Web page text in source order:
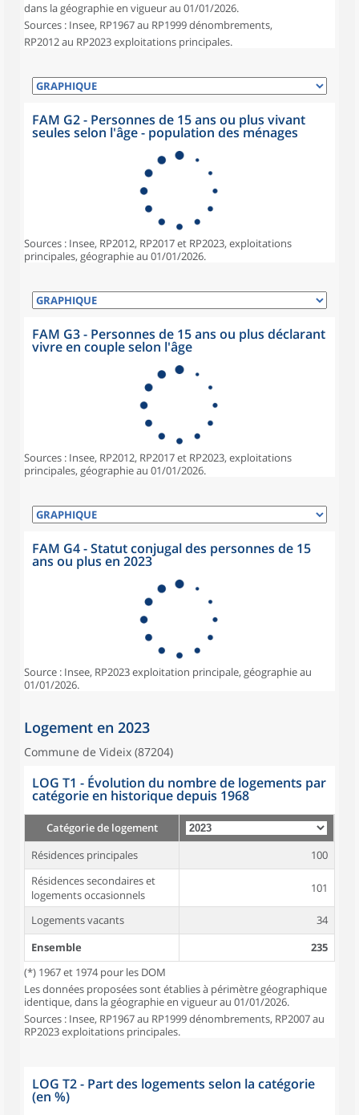
dans la géographie en vigueur au 01/01/2026.
Sources : Insee, RP1967 au RP1999 dénombrements,
RP2012 au RP2023 exploitations principales.
FAM G2 - Personnes de 15 ans ou plus vivant
seules selon l'âge - population des ménages
Sources : Insee, RP2012, RP2017 et RP2023, exploitations
principales, géographie au 01/01/2026.
FAM G3 - Personnes de 15 ans ou plus déclarant
vivre en couple selon l'âge
Sources : Insee, RP2012, RP2017 et RP2023, exploitations
principales, géographie au 01/01/2026.
FAM G4 - Statut conjugal des personnes de 15
ans ou plus en 2023
Source : Insee, RP2023 exploitation principale, géographie au
01/01/2026.
Logement en 2023
Commune de Videix (87204)
LOG T1 - Évolution du nombre de logements par
catégorie en historique depuis 1968
Catégorie de logement
Résidences principales
100
Résidences secondaires et
logements occasionnels
101
Logements vacants
34
Ensemble
235
(*) 1967 et 1974 pour les DOM
Les données proposées sont établies à périmètre géographique
identique, dans la géographie en vigueur au 01/01/2026.
Sources : Insee, RP1967 au RP1999 dénombrements, RP2007 au
RP2023 exploitations principales.
LOG T2 - Part des logements selon la catégorie
(en %)